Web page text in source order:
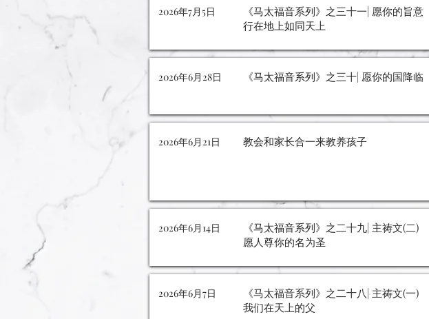
2026年7月5日
《马太福音系列》之三十一| 愿你的旨意
行在地上如同天上
2026年6月28日 《马太福音系列》之三十| 愿你的国降临
2026年6月21日 教会和家长合一来教养孩子
2026年6月14日
《马太福音系列》之二十九| 主祷文(二)
愿人尊你的名为圣
2026年6月7日
《马太福音系列》之二十八| 主祷文(一)
我们在天上的父